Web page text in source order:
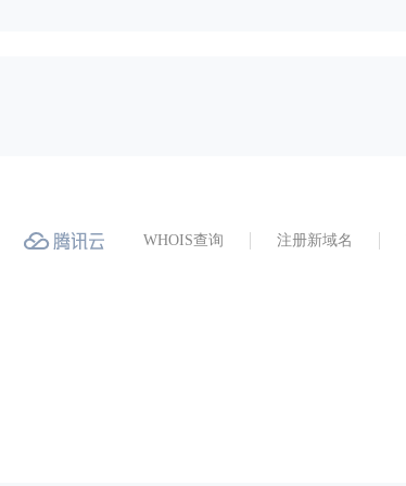
WHOIS查询 注册新域名